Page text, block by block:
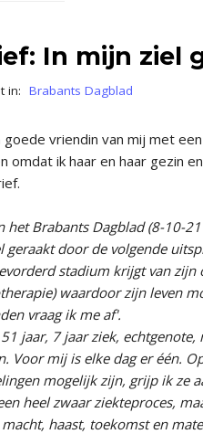
In mijn ziel
in: Brabants Dagblad
goede vriendin van mij met
omdat ik haar en haar gezin
het Brabants Dagblad (8-10-
geraakt door de volgende
stadium krijgt van
waardoor zijn leven
vraag ik me af'.
jaar, 7 jaar ziek,
Voor mij is elke dag er één.
mogelijk zijn, grijp ik ze
heel zwaar ziekteproces,
haast, toekomst en